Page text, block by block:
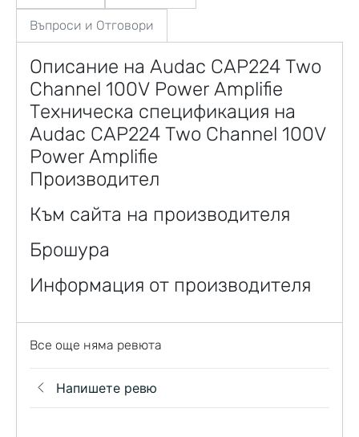
Въпроси и Отговори
Описание на Audac CAP224 Two
Channel 100V Power Amplifie
Техническа спецификация на
Audac CAP224 Two Channel 100V
Power Amplifie
Производител
Към сайта на производителя
Брошура
Информация от производителя
Все още няма ревюта
Напишете ревю